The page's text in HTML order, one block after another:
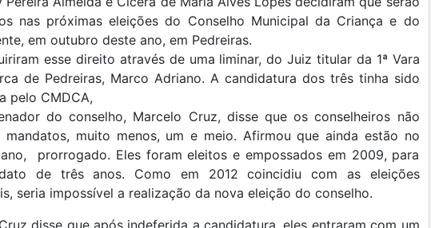
nas próximas eleições do Conselho Municipal da Criança e do
em outubro deste ano, em Pedreiras.
esse direito através de uma liminar, do Juiz titular da 1ª Vara
de Pedreiras, Marco Adriano. A candidatura dos três tinha sido
pelo CMDCA,
do conselho, Marcelo Cruz, disse que os conselheiros não
mandatos, muito menos, um e meio. Afirmou que ainda estão no
prorrogado. Eles foram eleitos e empossados em 2009, para
de três anos. Como em 2012 coincidiu com as eleições
seria impossível a realização da nova eleição do conselho.
disse que após indeferida a candidatura, eles entraram com um